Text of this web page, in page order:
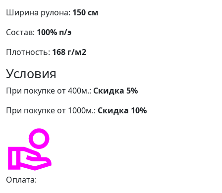
Ширина рулона: 150 см
Состав: 100% п/э
Плотность: 168 г/м2
Условия
При покупке от 400м.: Скидка 5%
При покупке от 1000м.: Скидка 10%
Оплата: